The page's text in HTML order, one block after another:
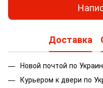
Доставка
Новой почтой по
Курьером к двери по